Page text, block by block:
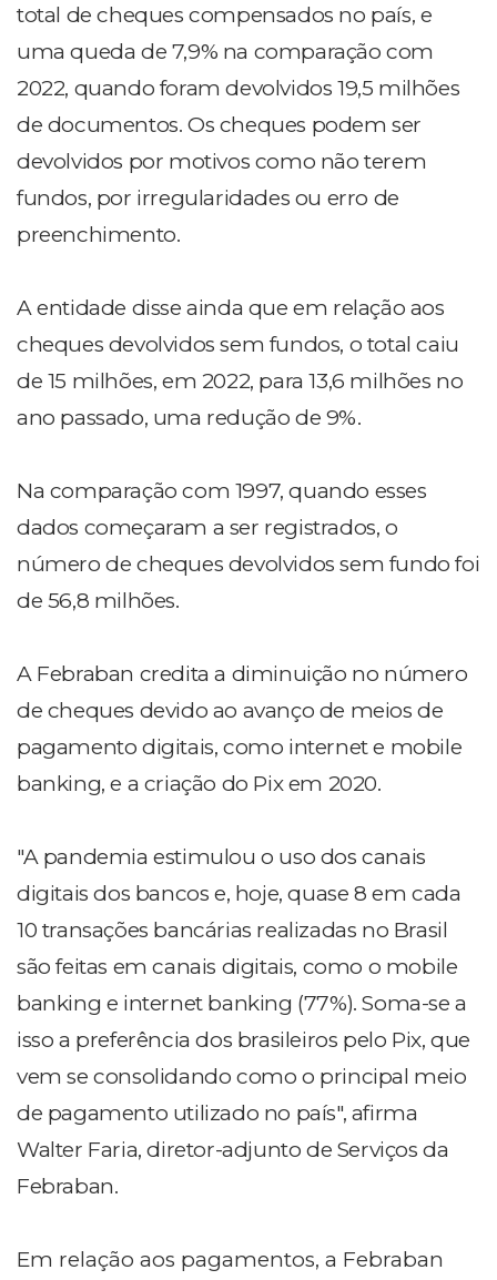
total de cheques compensados no país, e
uma queda de 7,9% na comparação com
2022, quando foram devolvidos 19,5 milhões
de documentos. Os cheques podem ser
devolvidos por motivos como não terem
fundos, por irregularidades ou erro de
preenchimento.
A entidade disse ainda que em relação aos
cheques devolvidos sem fundos, o total caiu
de 15 milhões, em 2022, para 13,6 milhões no
ano passado, uma redução de 9%.
Na comparação com 1997, quando esses
dados começaram a ser registrados, o
número de cheques devolvidos sem fundo foi
de 56,8 milhões.
A Febraban credita a diminuição no número
de cheques devido ao avanço de meios de
pagamento digitais, como internet e mobile
banking, e a criação do Pix em 2020.
"A pandemia estimulou o uso dos canais
digitais dos bancos e, hoje, quase 8 em cada
10 transações bancárias realizadas no Brasil
são feitas em canais digitais, como o mobile
banking e internet banking (77%). Soma-se a
isso a preferência dos brasileiros pelo Pix, que
vem se consolidando como o principal meio
de pagamento utilizado no país", afirma
Walter Faria, diretor-adjunto de Serviços da
Febraban.
Em relação aos pagamentos, a Febraban